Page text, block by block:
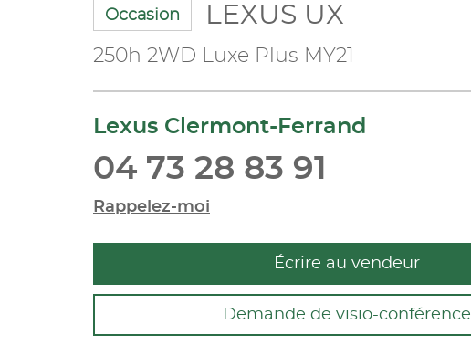
Occasion LEXUS UX
250h 2WD Luxe Plus MY21
Lexus Clermont-Ferrand
04 73 28 83 91
Rappelez-moi
Écrire au vendeur
Demande de visio-conférence